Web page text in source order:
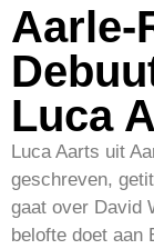
Aarle-
Luca
Luca Aarts uit
geschreven,
gaat over David
belofte doet aan